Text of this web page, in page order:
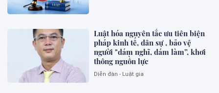
Luật hóa nguyên tắc ưu tiên biện
pháp kinh tế, dân sự , bảo vệ
người "dám nghĩ, dám làm”, khơi
thông nguồn lực
Diễn đàn - Luật gia